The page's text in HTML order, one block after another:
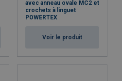
avec anneau ovale MC2 et
crochets à linguet
POWERTEX
Voir le produit